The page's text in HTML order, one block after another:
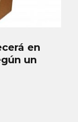
en
un